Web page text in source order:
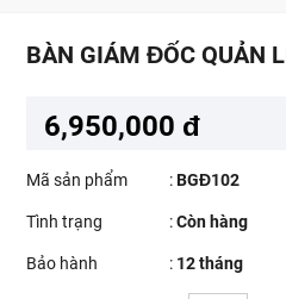
BÀN GIÁM ĐỐC QUẢN
6,950,000 đ
Mã sản phẩm :BGĐ102
Tình trạng :Còn hàng
Bảo hành : 12 tháng